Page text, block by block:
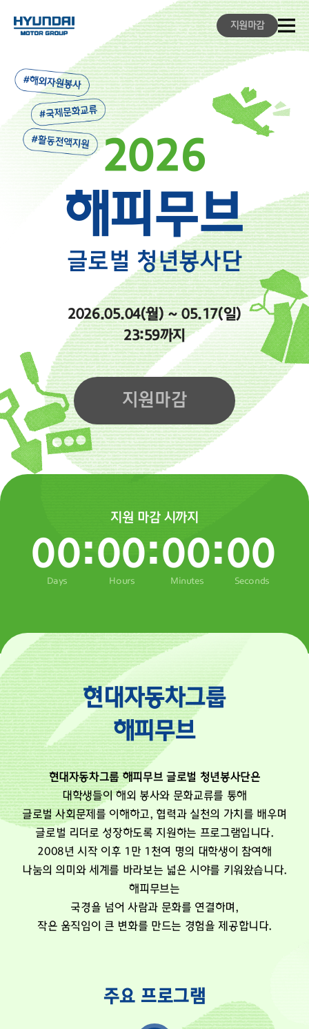
지원마감
2026
해피무브
글로벌 청년봉사단
2026.05.04(월) ~ 05.17(일)
23:59까지
지원마감
지원 마감 시까지
00
Days
:00
Hours
:00
Minutes
:00
Seconds
현대자동차그룹
해피무브
현대자동차그룹 해피무브 글로벌 청년봉사단은
대학생들이 해외 봉사와 문화교류를 통해
글로벌 사회문제를 이해하고, 협력과 실천의 가치를 배우며
글로벌 리더로 성장하도록 지원하는 프로그램입니다.
2008년 시작 이후 1만 1천여 명의 대학생이 참여해
나눔의 의미와 세계를 바라보는 넓은 시야를 키워왔습니다.
해피무브는
국경을 넘어 사람과 문화를 연결하며,
작은 움직임이 큰 변화를 만드는 경험을 제공합니다.
주요 프로그램